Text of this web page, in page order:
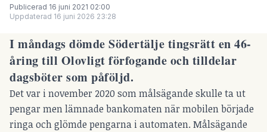
Publicerad 16 juni 2021 02:00
Uppdaterad 16 juni 2026 23:28
I måndags dömde Södertälje tingsrätt en 46-
åring till Olovligt förfogande och tilldelar
dagsböter som påföljd.
Det var i november 2020 som målsägande skulle ta ut
pengar men lämnade bankomaten när mobilen började
ringa och glömde pengarna i automaten. Målsägande